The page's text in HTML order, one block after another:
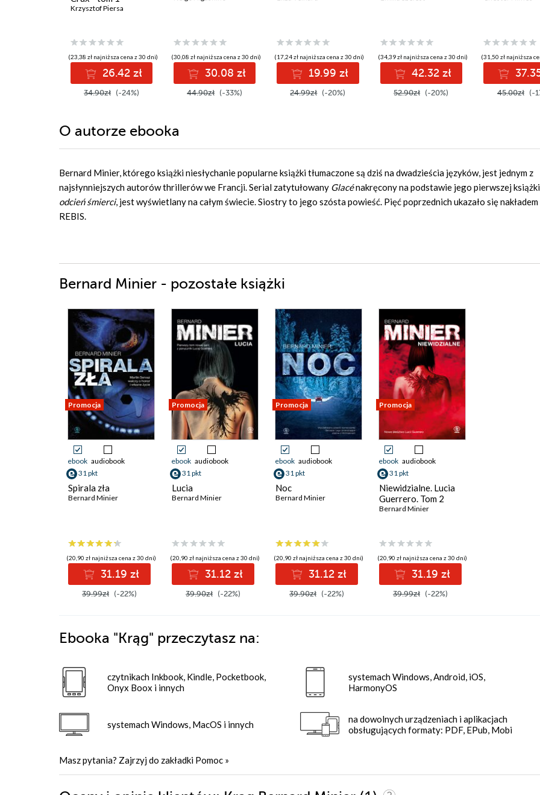
Krzysztof Piersa
(23,38 zł najniższa cena z 30 dni)
26.42 zł
34.90zł (-24%)
(30,08 zł najniższa cena z 30 dni)
30.08 zł
44.90zł (-33%)
(17,24 zł najniższa cena z 30 dni)
19.99 zł
24.99zł (-20%)
(34,39 zł najniższa cena z 30 dni)
42.32 zł
52.90zł (-20%)
(31,50 zł najniższa
45.00zł (-
O autorze ebooka
Bernard Minier, którego książki niesłychanie popularne książki tłumaczone są dziś na dwadzieścia języków, jest jednym z
najsłynniejszych autorów thrillerów we Francji. Serial zatytułowany Glacénakręcony na podstawie jego pierwszej książki
odcień śmierci, jest wyświetlany na całym świecie. Siostry to jego szósta powieść. Pięć poprzednich ukazało się
REBIS.
Bernard Minier - pozostałe książki
Promocja
ebook audiobook
31 pkt
Spirala zła
Bernard Minier
(20,90 zł najniższa cena z 30 dni)
31.19 zł
39.99zł (-22%)
Promocja
ebook audiobook
31 pkt
Lucia
Bernard Minier
(20,90 zł najniższa cena z 30 dni)
31.12 zł
39.90zł (-22%)
Promocja
ebook audiobook
31 pkt
Noc
Bernard Minier
(20,90 zł najniższa cena z 30 dni)
31.12 zł
39.90zł (-22%)
Promocja
ebook audiobook
31 pkt
Niewidzialne. Lucia
Guerrero. Tom 2
Bernard Minier
(20,90 zł najniższa cena z 30 dni)
31.19 zł
39.99zł (-22%)
Ebooka "Krąg" przeczytasz na:
czytnikach Inkbook, Kindle, Pocketbook,
Onyx Boox i innych
systemach Windows, MacOS i innych
systemach Windows, Android, iOS,
HarmonyOS
na dowolnych urządzeniach i aplikacjach
obsługujących formaty: PDF, EPub, Mobi
Masz pytania? Zajrzyj do zakładki Pomoc »